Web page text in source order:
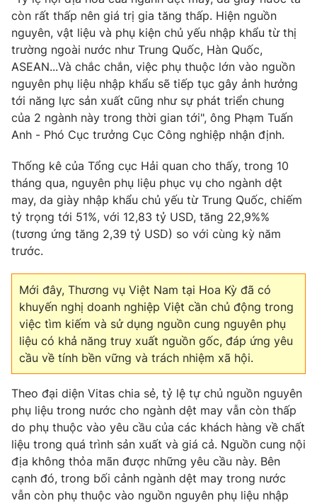
còn rất thấp nên giá trị gia tăng thấp. Hiện nguồn
nguyên, vật liệu và phụ kiện chủ yếu nhập khẩu từ thị
trường ngoài nước như Trung Quốc, Hàn Quốc,
ASEAN...Và chắc chắn, việc phụ thuộc lớn vào nguồn
nguyên phụ liệu nhập khẩu sẽ tiếp tục gây ảnh hưởng
tới năng lực sản xuất cũng như sự phát triển chung
của 2 ngành này trong thời gian tới", ông Phạm Tuấn
Anh - Phó Cục trưởng Cục Công nghiệp nhận định.
Thống kê của Tổng cục Hải quan cho thấy, trong 10
tháng qua, nguyên phụ liệu phục vụ cho ngành dệt
may, da giày nhập khẩu chủ yếu từ Trung Quốc, chiếm
tỷ trọng tới 51%, với 12,83 tỷ USD, tăng 22,9%%
(tương ứng tăng 2,39 tỷ USD) so với cùng kỳ năm
trước.
Mới đây, Thương vụ Việt Nam tại Hoa Kỳ đã có
khuyến nghị doanh nghiệp Việt cần chủ động trong
việc tìm kiếm và sử dụng nguồn cung nguyên phụ
liệu có khả năng truy xuất nguồn gốc, đáp ứng yêu
cầu về tính bền vững và trách nhiệm xã hội.
Theo đại diện Vitas chia sẻ, tỷ lệ tự chủ nguồn nguyên
phụ liệu trong nước cho ngành dệt may vẫn còn thấp
do phụ thuộc vào yêu cầu của các khách hàng về chất
liệu trong quá trình sản xuất và giá cả. Nguồn cung nội
địa không thỏa mãn được những yêu cầu này. Bên
cạnh đó, trong bối cảnh ngành dệt may trong nước
vẫn còn phụ thuộc vào nguồn nguyên phụ liệu nhập